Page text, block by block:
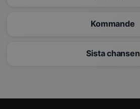
Kommande
Sista chansen